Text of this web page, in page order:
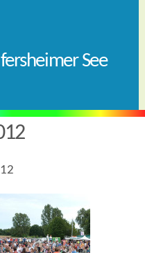
See